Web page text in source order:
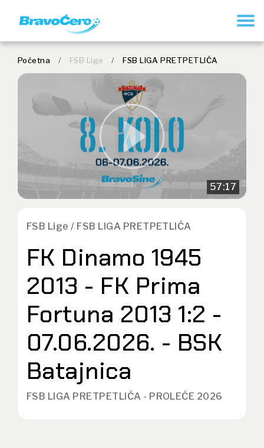
Početna / FSB Lige / FSB LIGA PRETPETLIĆA
57:17
FSB Lige / FSB LIGA PRETPETLIĆA
FK Dinamo 1945
2013 - FK Prima
Fortuna 2013 1:2 -
07.06.2026. - BSK
Batajnica
FSB LIGA PRETPETLIĆA - PROLEĆE 2026